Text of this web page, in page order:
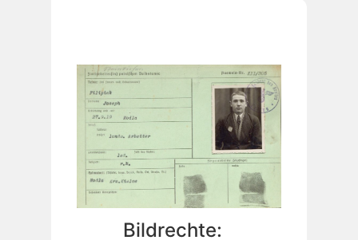
Bildrechte: